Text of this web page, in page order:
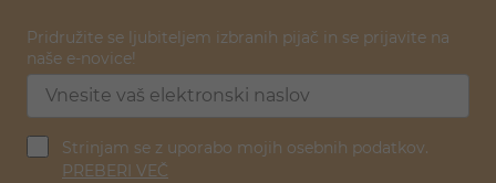
Pridružite se ljubiteljem izbranih pijač in se prijavite na
naše e-novice!
Strinjam se z uporabo mojih osebnih podatkov.
PREBERI VEČ